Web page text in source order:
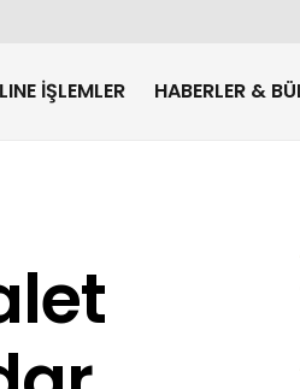
İŞLEMLER HABERLER &